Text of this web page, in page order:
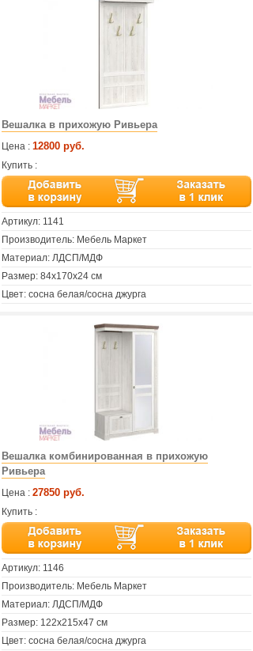
Вешалка в прихожую Ривьера
Цена : 12800 руб.
Купить :
Артикул: 1141
Производитель: Мебель Маркет
Материал: ЛДСП/МДФ
Размер: 84х170х24 см
Цвет: сосна белая/сосна джурга
Вешалка комбинированная в прихожую
Ривьера
Цена : 27850 руб.
Купить :
Артикул: 1146
Производитель: Мебель Маркет
Материал: ЛДСП/МДФ
Размер: 122х215х47 см
Цвет: сосна белая/сосна джурга